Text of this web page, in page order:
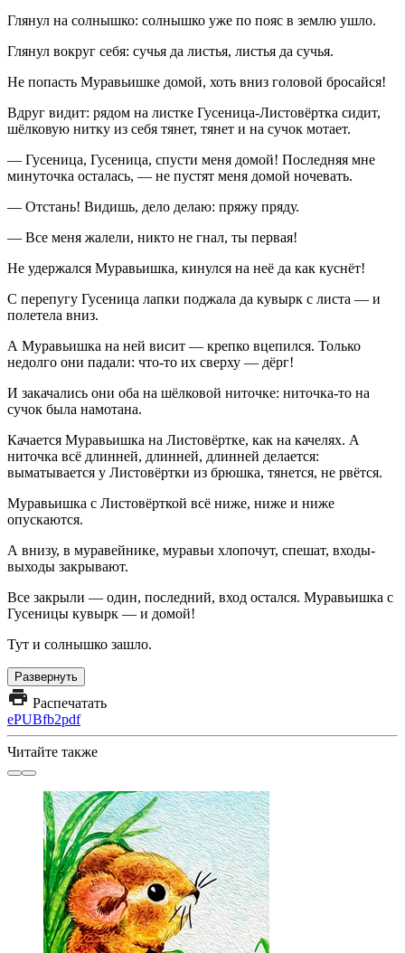
Глянул на солнышко: солнышко уже по пояс в землю ушло.
Глянул вокруг себя: сучья да листья, листья да сучья.
Не попасть Муравьишке домой, хоть вниз головой бросайся!
Вдруг видит: рядом на листке Гусеница-Листовёртка сидит,
шёлковую нитку из себя тянет, тянет и на сучок мотает.
— Гусеница, Гусеница, спусти меня домой! Последняя мне
минуточка осталась, — не пустят меня домой ночевать.
— Отстань! Видишь, дело делаю: пряжу пряду.
— Все меня жалели, никто не гнал, ты первая!
Не удержался Муравьишка, кинулся на неё да как куснёт!
С перепугу Гусеница лапки поджала да кувырк с листа — и
полетела вниз.
А Муравьишка на ней висит — крепко вцепился. Только
недолго они падали: что-то их сверху — дёрг!
И закачались они оба на шёлковой ниточке: ниточка-то на
сучок была намотана.
Качается Муравьишка на Листовёртке, как на качелях. А
ниточка всё длинней, длинней, длинней делается:
выматывается у Листовёртки из брюшка, тянется, не рвётся.
Муравьишка с Листовёрткой всё ниже, ниже и ниже
опускаются.
А внизу, в муравейнике, муравьи хлопочут, спешат, входы-
выходы закрывают.
Все закрыли — один, последний, вход остался. Муравьишка с
Гусеницы кувырк — и домой!
Тут и солнышко зашло.
Развернуть
Распечатать
ePUBfb2pdf
Читайте также